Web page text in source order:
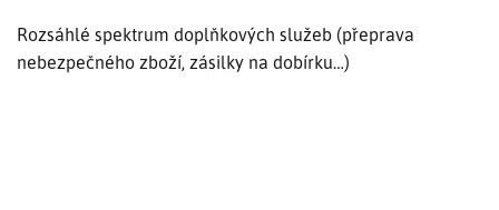
Rozsáhlé spektrum doplňkových služeb (přeprava
nebezpečného zboží, zásilky na dobírku…)